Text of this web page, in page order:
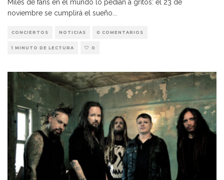
Miles de fans en el mundo lo pedían a gritos: el 23 de
noviembre se cumplirá el sueño
CONCIERTOS NOTICIAS 0 COMENTARIOS
1 MINUTO DE LECTURA 0